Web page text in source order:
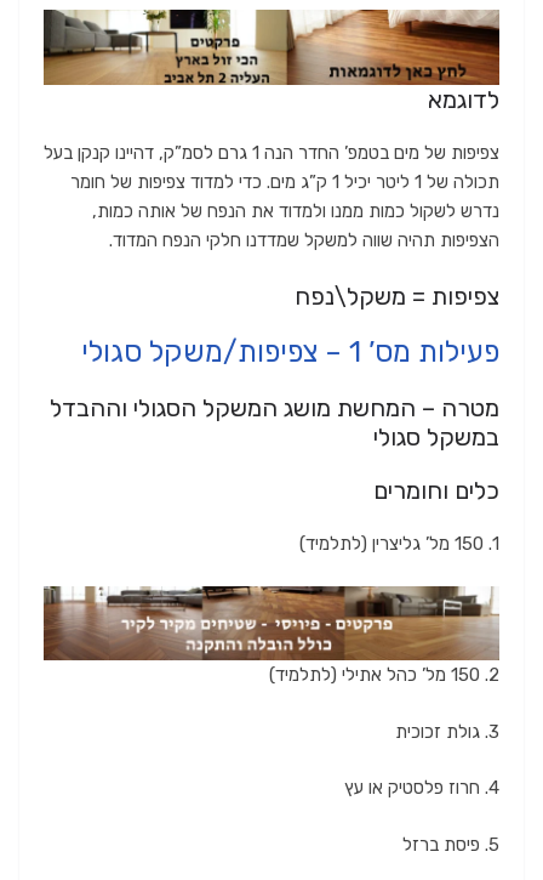
לדוגמא
צפיפות של מים בטמפ’ החדר הנה 1 גרם לסמ”ק, דהיינו קנקן בעל
תכולה של 1 ליטר יכיל 1 ק”ג מים. כדי למדוד צפיפות של חומר
נדרש לשקול כמות ממנו ולמדוד את הנפח של אותה כמות,
הצפיפות תהיה שווה למשקל שמדדנו חלקי הנפח המדוד.
צפיפות = משקל\נפח
פעילות מס’ 1 – צפיפות/משקל סגולי
מטרה – המחשת מושג המשקל הסגולי וההבדל
במשקל סגולי
כלים וחומרים
1. 150 מל’ גליצרין (לתלמיד)
2. 150 מל’ כהל אתילי (לתלמיד)
3. גולת זכוכית
4. חרוז פלסטיק או עץ
5. פיסת ברזל